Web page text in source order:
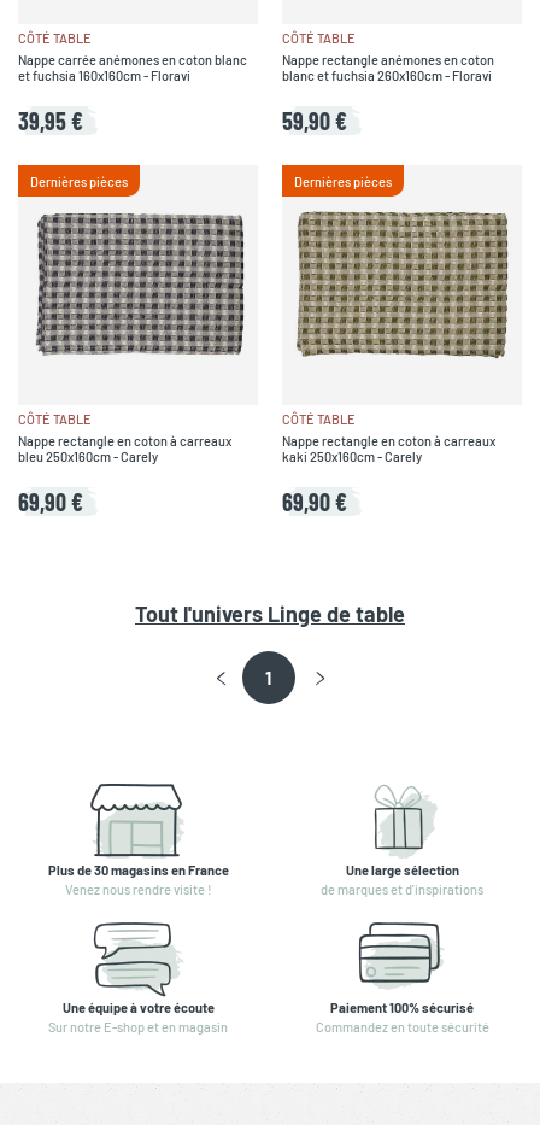
CÔTÉ TABLE
Nappe carrée anémones en coton blanc
et fuchsia 160x160cm - Floravi
39,95 €
CÔTÉ TABLE
Nappe rectangle anémones en coton
blanc et fuchsia 260x160cm - Floravi
59,90 €
Dernières pièces
CÔTÉ TABLE
Nappe rectangle en coton à carreaux
bleu 250x160cm - Carely
69,90 €
Dernières pièces
CÔTÉ TABLE
Nappe rectangle en coton à carreaux
kaki 250x160cm - Carely
69,90 €
Tout l'univers Linge de table
1
Plus de 30 magasins en France
Venez nous rendre visite !
Une large sélection
de marques et d'inspirations
Une équipe à votre écoute
Sur notre E-shop et en magasin
Paiement 100% sécurisé
Commandez en toute sécurité